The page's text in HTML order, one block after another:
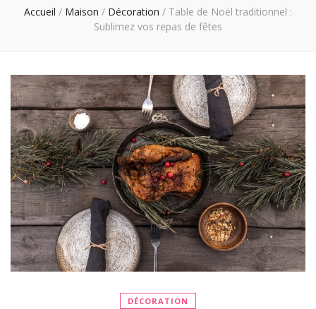
Accueil / Maison / Décoration / Table de Noël traditionnel :
Sublimez vos repas de fêtes
DÉCORATION